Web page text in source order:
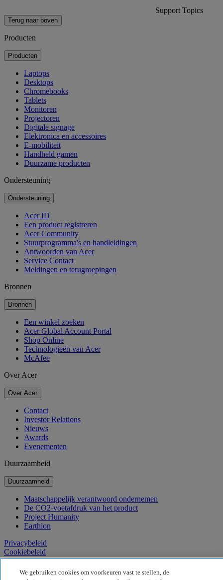
Support Topics
Terug naar boven
Producten
Producten
Laptops
Desktops
Chromebooks
Tablets
Monitoren
Projectoren
Digitale signage
Elektronica en accessoires
E-mobiliteit
Handheld gamen
Duurzame producten
Ondersteuning
Ondersteuning
Acer ID
Een product registreren
Acer Community
Stuurprogramma's en handleidingen
Antwoorden van Acer
Service Contact
Meldingen en terugroepingen
Bronnen
Bronnen
Een winkel zoeken
Acer Global Account Portal
Shop Online
Technologieën van Acer
McAfee
Over Acer
Over Acer
Contact
Investor Relations
Nieuws
Awards
Evenementen
Duurzaamheid
Duurzaamheid
Maatschappelijk verantwoord ondernemen
De CO2-voetafdruk van het product
Project Humanity
Earthion
Privacybeleid
Cookiebeleid
Juridische informatie
Aanvullende juridische informatie
We gebruiken cookies om voorkeuren vast te stellen, de